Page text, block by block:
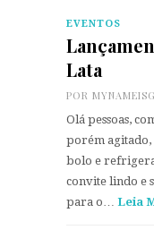
EVENTOS
Lata
POR
Olá pessoas,
porém agitado,
bolo e
convite lindo e
para o… Leia